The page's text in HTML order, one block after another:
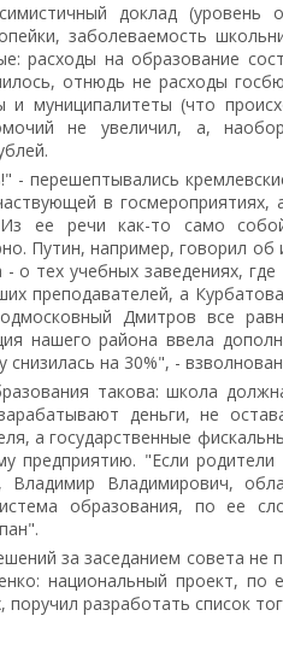
доклад (уровень
заболеваемость
расходы на образование
отнюдь не расходы
и муниципалитеты (что
не увеличил, а,
- перешептывались
в
Из ее речи как-то само
Путин, например, говорил
о тех учебных заведениях,
преподавателей, а
Дмитров все
нашего района ввела
снизилась на 30%", -
такова: школа
деньги, не
а государственные
предприятию. "Если
Владимир Владимирович,
образования, по ее
за заседанием совета не
национальный проект,
поручил разработать список